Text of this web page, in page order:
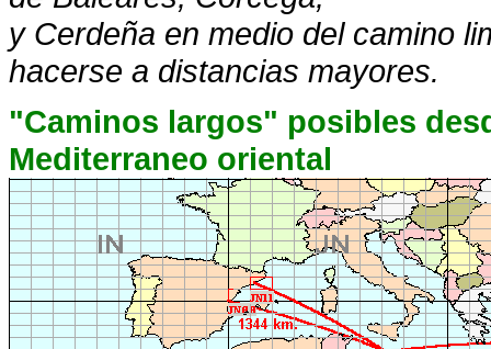
y Cerdeña en medio del camino
hacerse a distancias mayores.
"Caminos largos" posibles
Mediterraneo oriental